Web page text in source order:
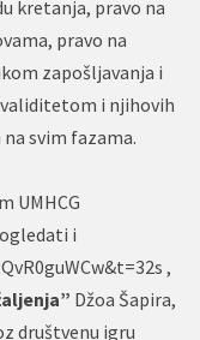
kretanja, pravo na
pravo na
zapošljavanja i
i njihovih
svim fazama.
UMHCG
i
,
Džoa Šapira,
društvenu igru